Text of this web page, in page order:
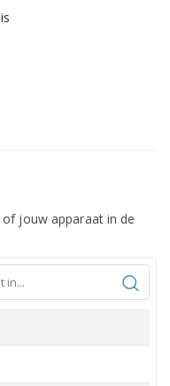
jouw apparaat in de